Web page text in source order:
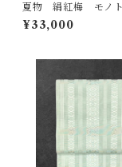
夏物 絹紅梅 モノ
蝶と草花の素敵なデ
裄丈 71㎝ K5998
¥33,000